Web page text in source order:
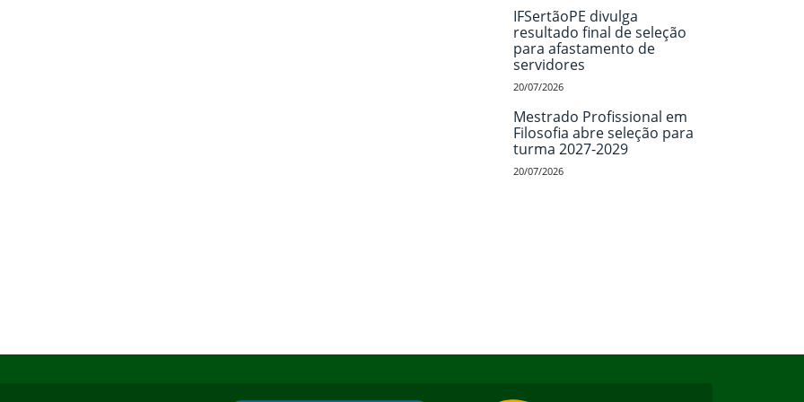
IFSertãoPE divulga
resultado final de seleção
para afastamento de
servidores
20/07/2026
Mestrado Profissional em
Filosofia abre seleção para
turma 2027-2029
20/07/2026